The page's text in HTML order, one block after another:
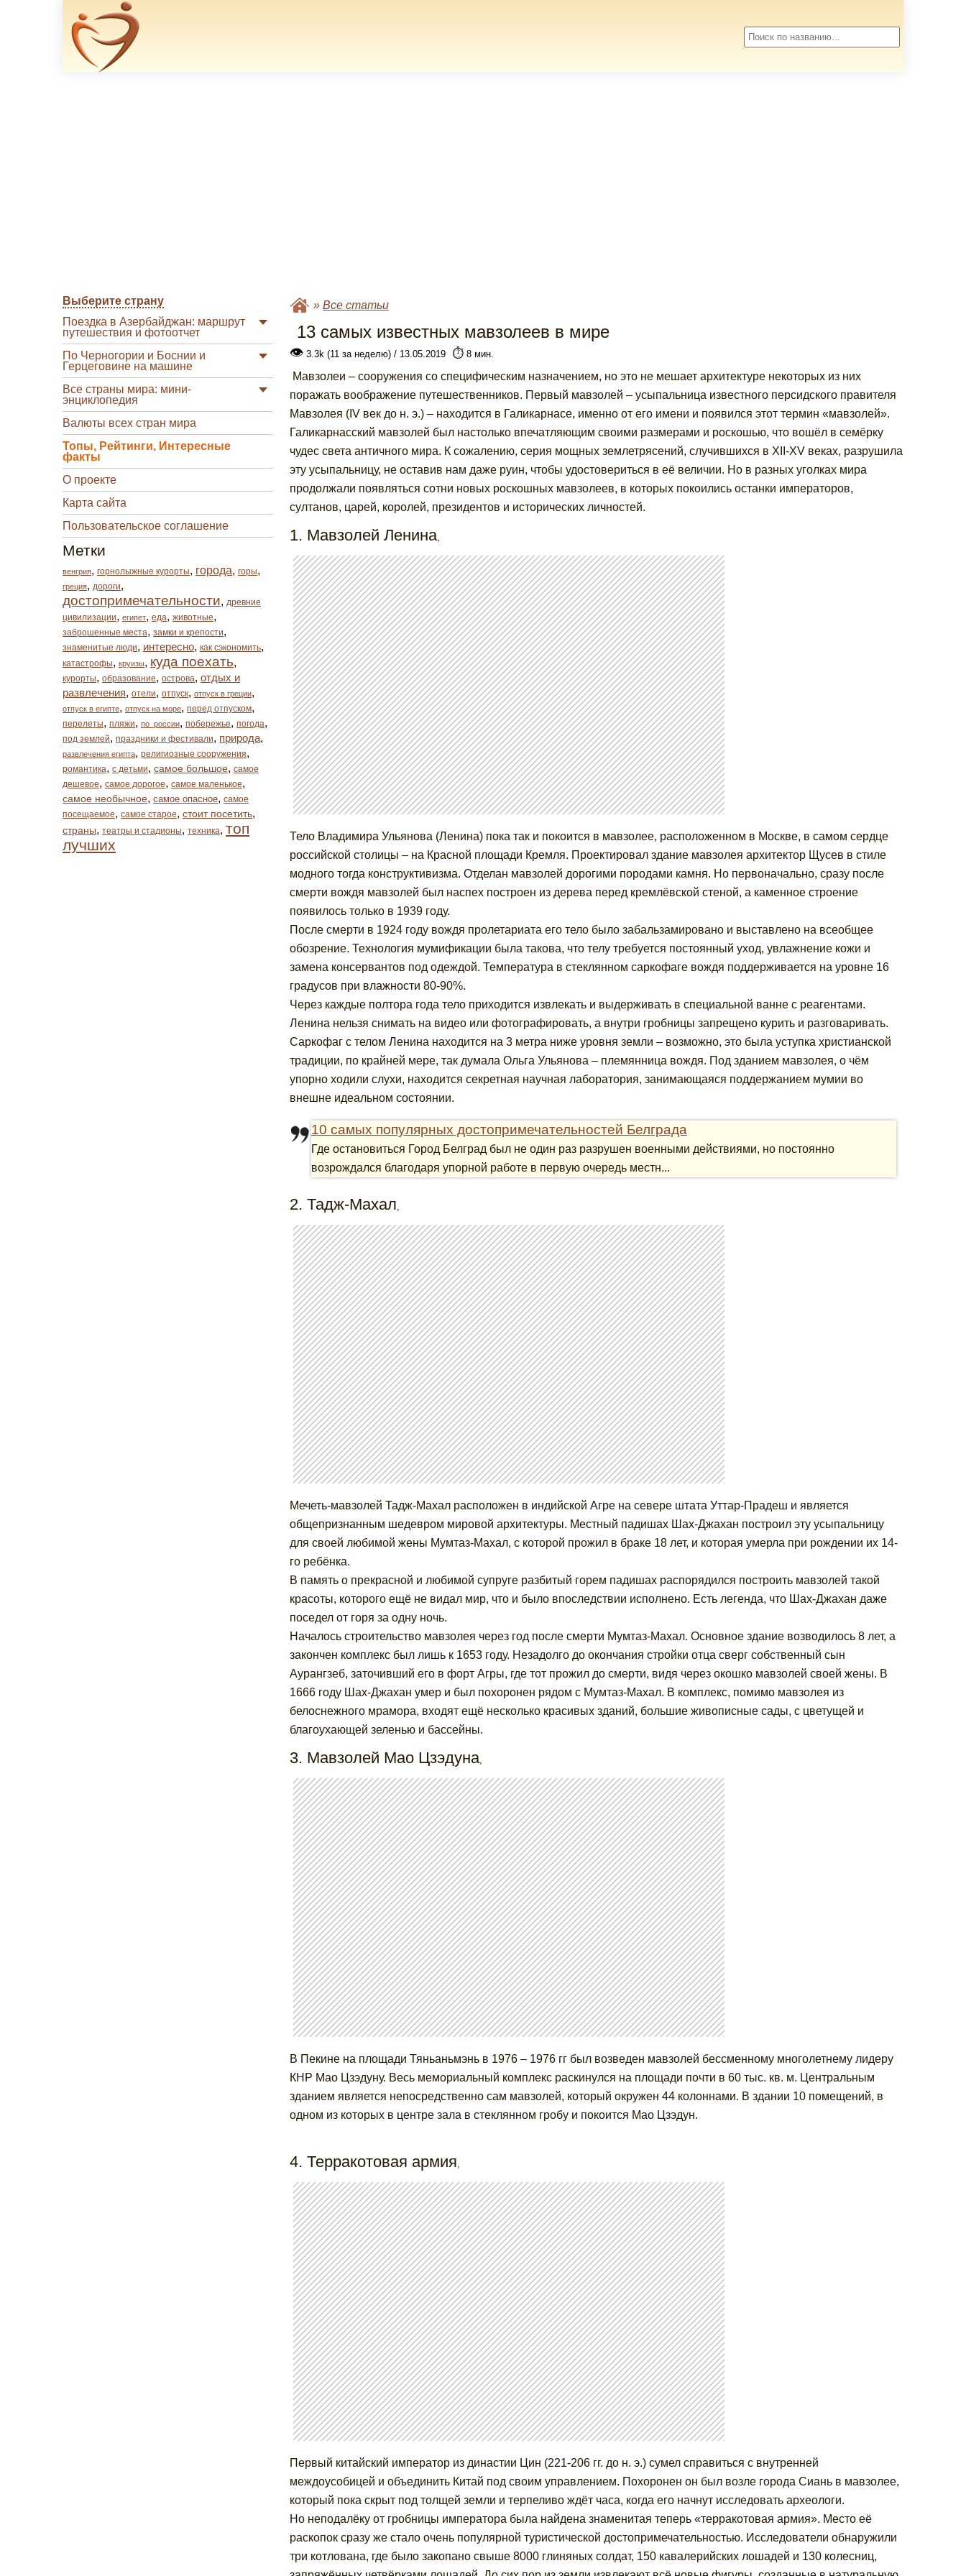
Выберите страну
Поездка в Азербайджан: маршрут
путешествия и фотоотчет
По Черногории и Боснии и
Герцеговине на машине
Все страны мира: мини-
энциклопедия
Валюты всех стран мира
Топы, Рейтинги, Интересные
факты
О проекте
Карта сайта
Пользовательское соглашение
Метки
венгрия, горнолыжные курорты, города, горы,
греция, дороги,
достопримечательности, древние
цивилизации, египет, еда, животные,
заброшенные места, замки и крепости,
знаменитые люди, интересно, как сэкономить,
катастрофы, круизы, куда поехать,
курорты, образование, острова, отдых и
развлечения, отели, отпуск, отпуск в греции,
отпуск в египте, отпуск на море, перед отпуском,
перелеты, пляжи, по_россии, побережье, погода,
под землей, праздники и фестивали, природа,
развлечения египта, религиозные сооружения,
романтика, с детьми, самое большое, самое
дешевое, самое дорогое, самое маленькое,
самое необычное, самое опасное, самое
посещаемое, самое старое, стоит посетить,
страны, театры и стадионы, техника, топ
лучших
» Все статьи
13 самых известных мавзолеев в мире
👁 3.3k (11 за неделю) / 13.05.2019 ⏱️8 мин.
Мавзолеи – сооружения со специфическим назначением, но это не мешает архитектуре некоторых из них
поражать воображение путешественников. Первый мавзолей – усыпальница известного персидского правителя
Мавзолея (IV век до н. э.) – находится в Галикарнасе, именно от его имени и появился этот термин «мавзолей».
Галикарнасский мавзолей был настолько впечатляющим своими размерами и роскошью, что вошёл в семёрку
чудес света античного мира. К сожалению, серия мощных землетрясений, случившихся в XII-XV веках, разрушила
эту усыпальницу, не оставив нам даже руин, чтобы удостовериться в её величии. Но в разных уголках мира
продолжали появляться сотни новых роскошных мавзолеев, в которых покоились останки императоров,
султанов, царей, королей, президентов и исторических личностей.
1. Мавзолей Ленина,
Тело Владимира Ульянова (Ленина) пока так и покоится в мавзолее, расположенном в Москве, в самом сердце
российской столицы – на Красной площади Кремля. Проектировал здание мавзолея архитектор Щусев в стиле
модного тогда конструктивизма. Отделан мавзолей дорогими породами камня. Но первоначально, сразу после
смерти вождя мавзолей был наспех построен из дерева перед кремлёвской стеной, а каменное строение
появилось только в 1939 году.
После смерти в 1924 году вождя пролетариата его тело было забальзамировано и выставлено на всеобщее
обозрение. Технология мумификации была такова, что телу требуется постоянный уход, увлажнение кожи и
замена консервантов под одеждой. Температура в стеклянном саркофаге вождя поддерживается на уровне 16
градусов при влажности 80-90%.
Через каждые полтора года тело приходится извлекать и выдерживать в специальной ванне с реагентами.
Ленина нельзя снимать на видео или фотографировать, а внутри гробницы запрещено курить и разговаривать.
Саркофаг с телом Ленина находится на 3 метра ниже уровня земли – возможно, это была уступка христианской
традиции, по крайней мере, так думала Ольга Ульянова – племянница вождя. Под зданием мавзолея, о чём
упорно ходили слухи, находится секретная научная лаборатория, занимающаяся поддержанием мумии во
внешне идеальном состоянии.
10 самых популярных достопримечательностей Белграда
Где остановиться Город Белград был не один раз разрушен военными действиями, но постоянно
возрождался благодаря упорной работе в первую очередь местн...
2. Тадж-Махал,
Мечеть-мавзолей Тадж-Махал расположен в индийской Агре на севере штата Уттар-Прадеш и является
общепризнанным шедевром мировой архитектуры. Местный падишах Шах-Джахан построил эту усыпальницу
для своей любимой жены Мумтаз-Махал, с которой прожил в браке 18 лет, и которая умерла при рождении их 14-
го ребёнка.
В память о прекрасной и любимой супруге разбитый горем падишах распорядился построить мавзолей такой
красоты, которого ещё не видал мир, что и было впоследствии исполнено. Есть легенда, что Шах-Джахан даже
поседел от горя за одну ночь.
Началось строительство мавзолея через год после смерти Мумтаз-Махал. Основное здание возводилось 8 лет, а
закончен комплекс был лишь к 1653 году. Незадолго до окончания стройки отца сверг собственный сын
Аурангзеб, заточивший его в форт Агры, где тот прожил до смерти, видя через окошко мавзолей своей жены. В
1666 году Шах-Джахан умер и был похоронен рядом с Мумтаз-Махал. В комплекс, помимо мавзолея из
белоснежного мрамора, входят ещё несколько красивых зданий, большие живописные сады, с цветущей и
благоухающей зеленью и бассейны.
3. Мавзолей Мао Цзэдуна,
В Пекине на площади Тяньаньмэнь в 1976 – 1976 гг был возведен мавзолей бессменному многолетнему лидеру
КНР Мао Цзэдуну. Весь мемориальный комплекс раскинулся на площади почти в 60 тыс. кв. м. Центральным
зданием является непосредственно сам мавзолей, который окружен 44 колоннами. В здании 10 помещений, в
одном из которых в центре зала в стеклянном гробу и покоится Мао Цзэдун.
4. Терракотовая армия,
Первый китайский император из династии Цин (221-206 гг. до н. э.) сумел справиться с внутренней
междоусобицей и объединить Китай под своим управлением. Похоронен он был возле города Сиань в мавзолее,
который пока скрыт под толщей земли и терпеливо ждёт часа, когда его начнут исследовать археологи.
Но неподалёку от гробницы императора была найдена знаменитая теперь «терракотовая армия». Место её
раскопок сразу же стало очень популярной туристической достопримечательностью. Исследователи обнаружили
три котлована, где было закопано свыше 8000 глиняных солдат, 150 кавалерийских лошадей и 130 колесниц,